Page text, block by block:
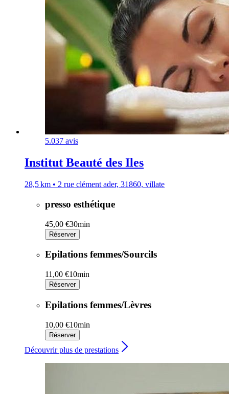
5.037 avis
Institut Beauté des Iles
28,5 km • 2 rue clément ader, 31860, villate
presso esthétique
45,00 €30min
Réserver
Epilations femmes/Sourcils
11,00 €10min
Réserver
Epilations femmes/Lèvres
10,00 €10min
Réserver
Découvrir plus de prestations